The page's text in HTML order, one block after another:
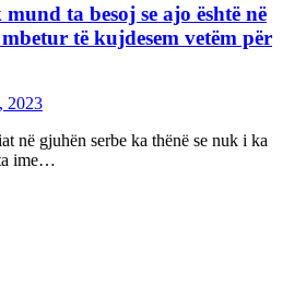
ta besoj se ajo është në
të kujdesem vetëm për
2023
në gjuhën serbe ka thënë se nuk i ka
ime…